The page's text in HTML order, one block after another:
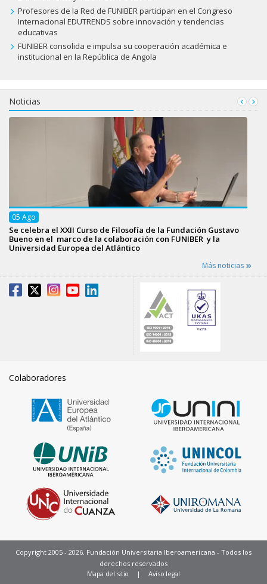
Profesores de la Red de FUNIBER participan en el Congreso
Internacional EDUTRENDS sobre innovación y tendencias
educativas
FUNIBER consolida e impulsa su cooperación académica e
institucional en la República de Angola
Noticias
05 Ago
Se celebra el XXII Curso de Filosofía de la Fundación Gustavo
Bueno en el marco de la colaboración con FUNIBER y la
Universidad Europea del Atlántico
Más noticias
Colaboradores
Copyright 2005 - 2026. Fundación Universitaria Iberoamericana - Todos los
derechos reservados
Mapa del sitio Aviso legal